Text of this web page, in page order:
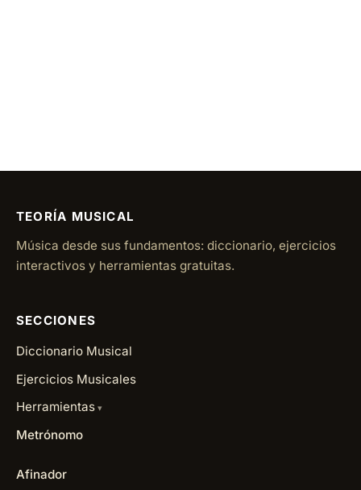
TEORÍA MUSICAL
Música desde sus fundamentos: diccionario, ejercicios
interactivos y herramientas gratuitas.
SECCIONES
Diccionario Musical
Ejercicios Musicales
Herramientas
Metrónomo
Afinador